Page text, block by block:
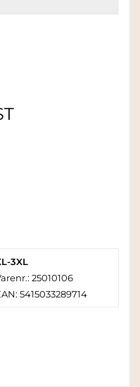
3XL
25010106
5415033289714